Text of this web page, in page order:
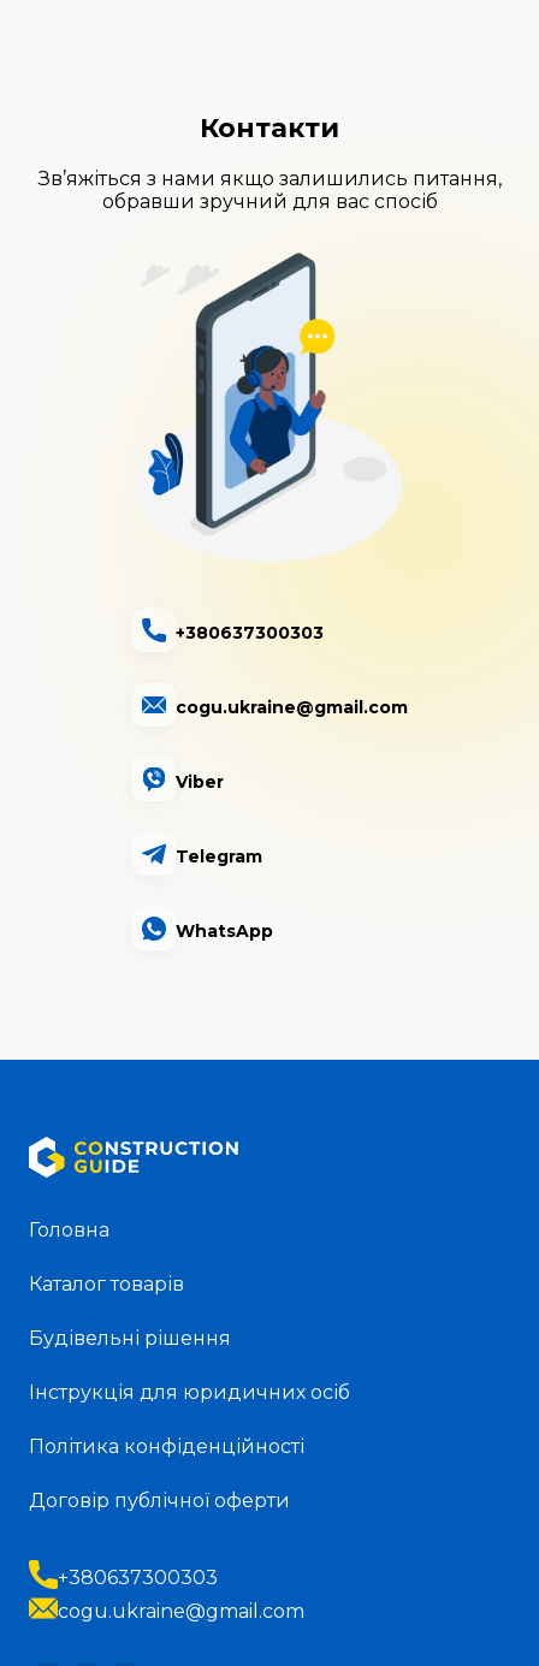
Контакти
Зв’яжіться з нами якщо залишились питання,
обравши зручний для вас спосіб
+380637300303
cogu.ukraine@gmail.com
Viber
Telegram
WhatsApp
Головна
Каталог товарів
Будівельні рішення
Інструкція для юридичних осіб
Політика конфіденційності
Договір публічної оферти
+380637300303
cogu.ukraine@gmail.com